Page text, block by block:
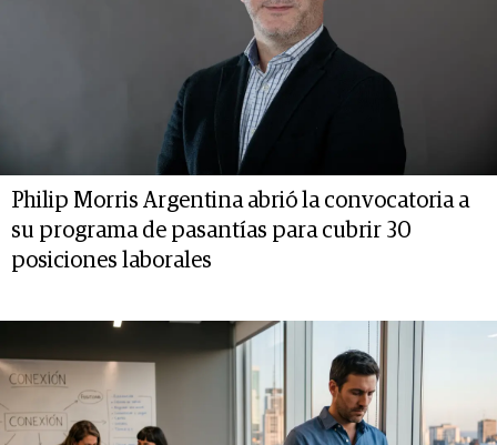
Philip Morris Argentina abrió la convocatoria a
su programa de pasantías para cubrir 30
posiciones laborales